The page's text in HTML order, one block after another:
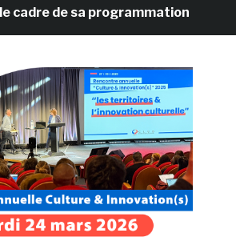
de sa programmation